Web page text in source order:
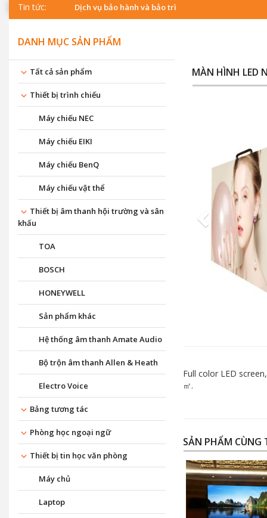
Tin tức: Dịch vụ bảo hành và bảo trì
DANH MỤC SẢN PHẨM
Tất cả sản phẩm
Thiết bị trình chiếu
Máy chiếu NEC
Máy chiếu EIKI
Máy chiếu BenQ
Máy chiếu vật thể
Thiết bị âm thanh hội trường và sân
khấu
TOA
BOSCH
HONEYWELL
Sản phẩm khác
Hệ thống âm thanh Amate Audio
Bộ trộn âm thanh Allen & Heath
Electro Voice
Bảng tương tác
Phòng học ngoại ngữ
Thiết bị tin học văn phòng
Máy chủ
Laptop
MÀN HÌNH LED
Full color LED
㎡.
SẢN PHẨM CÙNG